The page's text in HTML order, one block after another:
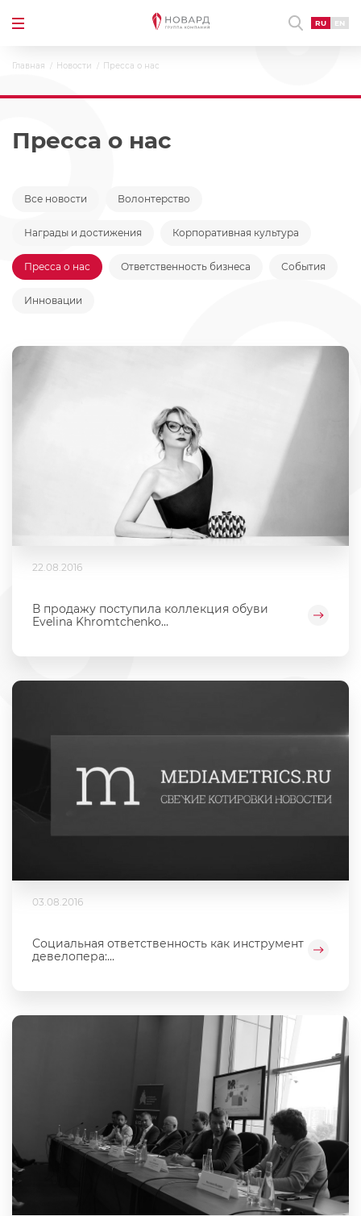
RU EN
Главная Новости Пресса о нас
Пресса о нас
Все новости Волонтерство
Награды и достижения Корпоративная культура
Пресса о нас Ответственность бизнеса События
Инновации
22.08.2016
В продажу поступила коллекция обуви
Еvelina Khromtchenko...
03.08.2016
Социальная ответственность как инструмент
девелопера:...